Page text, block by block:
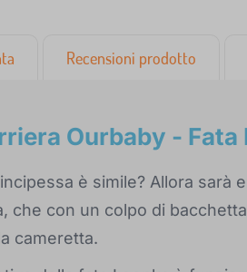
Recensioni prodotto
Ourbaby - Fata
è simile? Allora sarà
che con un colpo di
cameretta.